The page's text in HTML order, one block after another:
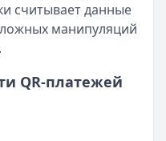
считывает данные
манипуляций
QR-платежей